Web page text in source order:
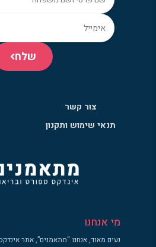
שלח
צור קשר
תנאי שימוש ותקנון
מי אנחנו
נעים מאוד, אנחנו “מתאמנים”, אתר